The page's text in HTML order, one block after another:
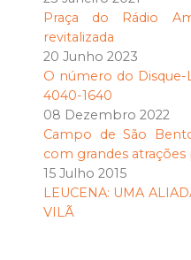
Praça do Rádio
revitalizada
20 Junho 2023
O número do Disque-
4040-1640
08 Dezembro 2022
Campo de São
com grandes atrações
15 Julho 2015
LEUCENA: UMA
VILÃ